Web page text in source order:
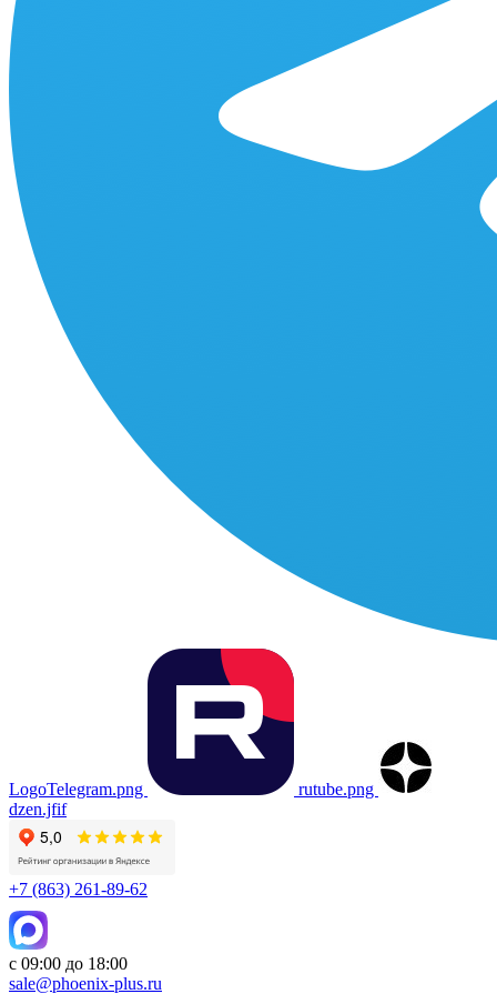
LogoTelegram.png
rutube.png
dzen.jfif
+7 (863) 261-89-62
с 09:00 до 18:00
sale@phoenix-plus.ru